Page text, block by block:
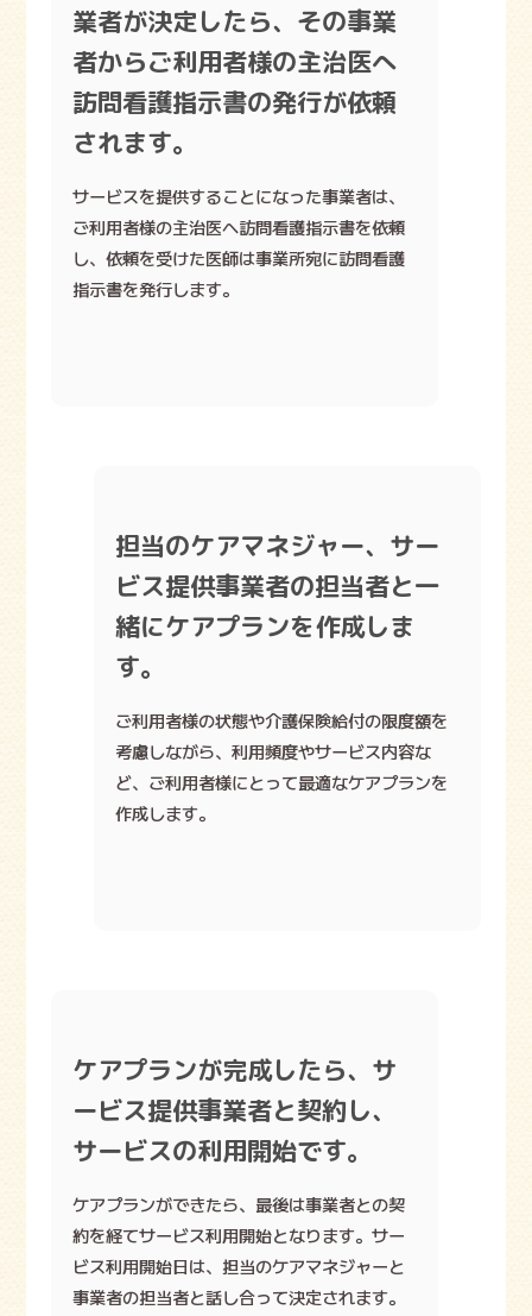
業者が決定したら、その事業
者からご利用者様の主治医へ
訪問看護指示書の発行が依頼
されます。
サービスを提供することになった事業者は、
ご利用者様の主治医へ訪問看護指示書を依頼
し、依頼を受けた医師は事業所宛に訪問看護
指示書を発行します。
担当のケアマネジャー、サー
ビス提供事業者の担当者と一
緒にケアプランを作成しま
す。
ご利用者様の状態や介護保険給付の限度額を
考慮しながら、利用頻度やサービス内容な
ど、ご利用者様にとって最適なケアプランを
作成します。
ケアプランが完成したら、サ
ービス提供事業者と契約し、
サービスの利用開始です。
ケアプランができたら、最後は事業者との契
約を経てサービス利用開始となります。サー
ビス利用開始日は、担当のケアマネジャーと
事業者の担当者と話し合って決定されます。